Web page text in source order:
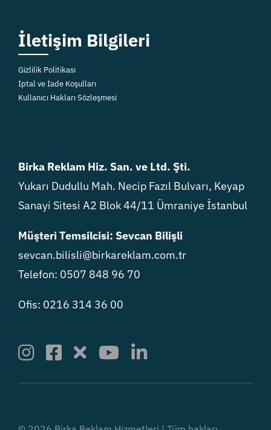
İletişim Bilgileri
Gizlilik Politikası
İptal ve İade Koşulları
Kullanıcı Hakları Sözleşmesi
Birka Reklam Hiz. San. ve Ltd. Şti.
Yukarı Dudullu Mah. Necip Fazıl Bulvarı, Keyap
Sanayi Sitesi A2 Blok 44/11 Ümraniye İstanbul
Müşteri Temsilcisi: Sevcan Bilişli
sevcan.bilisli@birkareklam.com.tr
Telefon: 0507 848 96 70
Ofis: 0216 314 36 00